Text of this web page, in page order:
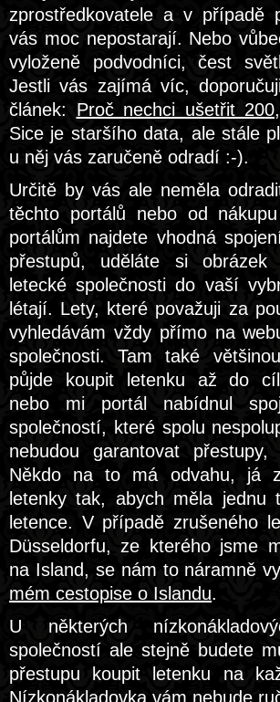
zprostředkovatele a v případě
vás moc nepostarají. Nebo
vyloženě podvodníci, čest
Jestli vás zajímá víc,
článek: Proč nechci ušetřit
Sice je staršího data, ale stále
u něj vás zaručeně odradí :-).
Určitě by vás ale neměla
těchto portálů nebo od
portálům najdete vhodná
přestupů, uděláte si
letecké společnosti do vaší
létají. Lety, které považuji za
vyhledávám vždy přímo na
společnosti. Tam také
půjde koupit letenku až do
nebo mi portál nabídnul
společností, které spolu
nebudou garantovat
Někdo na to má odvahu, já
letenky tak, abych měla jednu
letence. V případě zrušeného
Düsseldorfu, ze kterého jsme
na Island, se nám to náramně
mém cestopise o Islandu.
U některých
společností ale stejně budete
přestupu koupit letenku na
Nízkonákladovka vám nebude